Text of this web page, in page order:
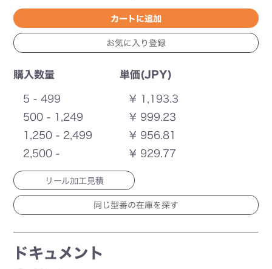
購入数量 単価(JPY)
5 - 499
¥ 1,193.3
500 - 1,249
¥ 999.23
1,250 - 2,499
¥ 956.81
2,500 -
¥ 929.77
リール加工見積
ドキュメント